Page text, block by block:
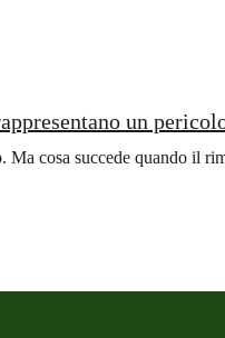
un
Ma cosa succede quando il